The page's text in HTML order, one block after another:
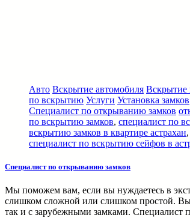
Авто Вскрытие автомобиля Вскрытие
по вскрытию Услуги Установка замков
Специалист по открыванию замков
по вскрытию замков, специалист по
вскрытию замков в квартире астрахан,
специалист по вскрытию сейфов в
Специалист по открыванию замков
Мы поможем вам, если вы нуждаетесь в
слишком сложной или слишком простой. Вы
так и с зарубежными замками.